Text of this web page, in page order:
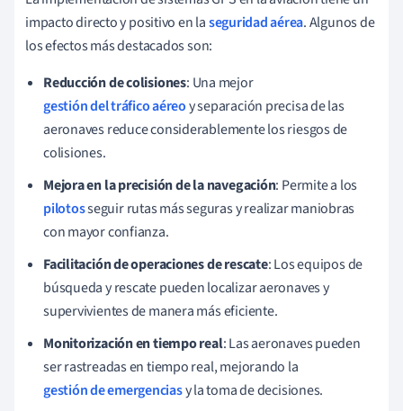
impacto directo y positivo en laseguridad aérea. Algunos de
los efectos más destacados son:
Reducción de colisiones: Una mejor
gestión del tráfico aéreoy separación precisa de las
aeronaves reduce considerablemente los riesgos de
colisiones.
Mejora en la precisión de la navegación: Permite a los
pilotosseguir rutas más seguras y realizar maniobras
con mayor confianza.
Facilitación de operaciones de rescate: Los equipos de
búsqueda y rescate pueden localizar aeronaves y
supervivientes de manera más eficiente.
Monitorización en tiempo real: Las aeronaves pueden
ser rastreadas en tiempo real, mejorando la
gestión de emergenciasy la toma de decisiones.